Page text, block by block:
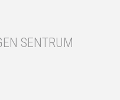
SENTRUM